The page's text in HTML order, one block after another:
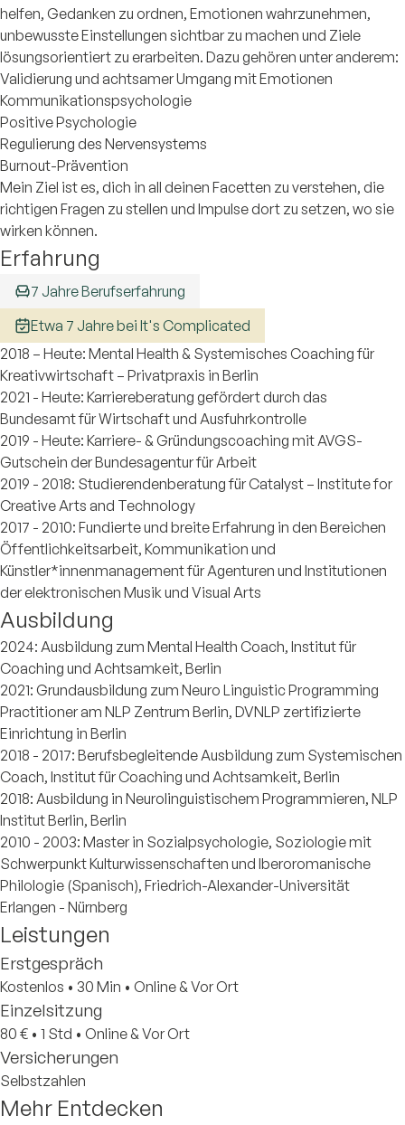
helfen, Gedanken zu ordnen, Emotionen wahrzunehmen,
unbewusste Einstellungen sichtbar zu machen und Ziele
lösungsorientiert zu erarbeiten. Dazu gehören unter anderem:
Validierung und achtsamer Umgang mit Emotionen
Kommunikationspsychologie
Positive Psychologie
Regulierung des Nervensystems
Burnout-Prävention
Mein Ziel ist es, dich in all deinen Facetten zu verstehen, die
richtigen Fragen zu stellen und Impulse dort zu setzen, wo sie
wirken können.
Erfahrung
7 Jahre Berufserfahrung
Etwa 7 Jahre bei It's Complicated
2018 – Heute: Mental Health & Systemisches Coaching für
Kreativwirtschaft – Privatpraxis in Berlin
2021 - Heute: Karriereberatung gefördert durch das
Bundesamt für Wirtschaft und Ausfuhrkontrolle
2019 - Heute: Karriere- & Gründungscoaching mit AVGS-
Gutschein der Bundesagentur für Arbeit
2019 - 2018: Studierendenberatung für Catalyst – Institute for
Creative Arts and Technology
2017 - 2010: Fundierte und breite Erfahrung in den Bereichen
Öffentlichkeitsarbeit, Kommunikation und
Künstler*innenmanagement für Agenturen und Institutionen
der elektronischen Musik und Visual Arts
Ausbildung
2024: Ausbildung zum Mental Health Coach, Institut für
Coaching und Achtsamkeit, Berlin
2021: Grundausbildung zum Neuro Linguistic Programming
Practitioner am NLP Zentrum Berlin, DVNLP zertifizierte
Einrichtung in Berlin
2018 - 2017: Berufsbegleitende Ausbildung zum Systemischen
Coach, Institut für Coaching und Achtsamkeit, Berlin
2018: Ausbildung in Neurolinguistischem Programmieren, NLP
Institut Berlin, Berlin
2010 - 2003: Master in Sozialpsychologie, Soziologie mit
Schwerpunkt Kulturwissenschaften und Iberoromanische
Philologie (Spanisch), Friedrich-Alexander-Universität
Erlangen - Nürnberg
Leistungen
Erstgespräch
Kostenlos • 30 Min • Online & Vor Ort
Einzelsitzung
80 € • 1 Std • Online & Vor Ort
Versicherungen
Selbstzahlen
Mehr Entdecken